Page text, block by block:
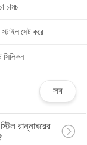
চামচ
স্টাইল সেট করে
সিলিকন
সব
রান্নাঘরের